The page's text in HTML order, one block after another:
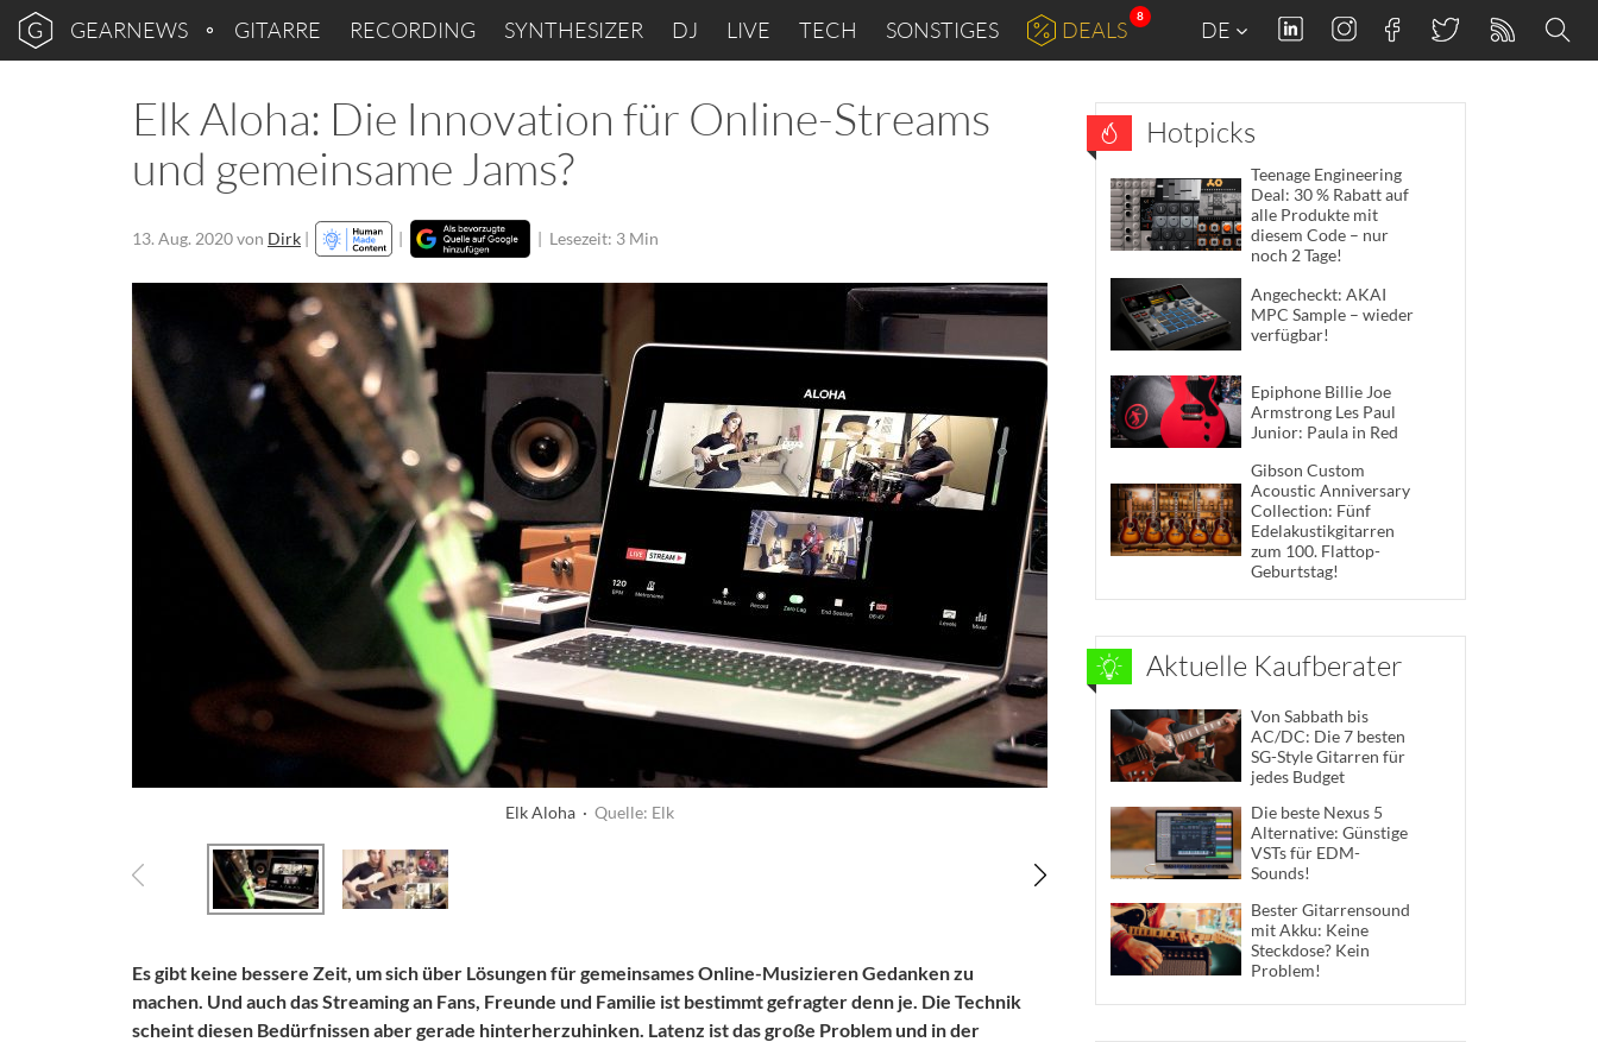
GEARNEWS GITARRE RECORDING SYNTHESIZER DJ LIVE TECH SONSTIGES DEALS
8
DE
Elk Aloha: Die Innovation für Online-Streams
und gemeinsame Jams?
13. Aug. 2020von Dirk | | | Lesezeit: 3 Min
Elk Aloha · Quelle: Elk
Es gibt keine bessere Zeit, um sich über Lösungen für gemeinsames Online-Musizieren Gedanken zu
machen. Und auch das Streaming an Fans, Freunde und Familie ist bestimmt gefragter denn je. Die Technik
scheint diesen Bedürfnissen aber gerade hinterherzuhinken. Latenz ist das große Problem und in der
Hotpicks
Teenage Engineering
Deal: 30 % Rabatt auf
alle Produkte mit
diesem Code – nur
noch 2 Tage!
Angecheckt: AKAI
MPC Sample – wieder
verfügbar!
Epiphone Billie Joe
Armstrong Les Paul
Junior: Paula in Red
Gibson Custom
Acoustic Anniversary
Collection: Fünf
Edelakustikgitarren
zum 100. Flattop-
Geburtstag!
Aktuelle Kaufberater
Von Sabbath bis
AC/DC: Die 7 besten
SG-Style Gitarren für
jedes Budget
Die beste Nexus 5
Alternative: Günstige
VSTs für EDM-
Sounds!
Bester Gitarrensound
mit Akku: Keine
Steckdose? Kein
Problem!